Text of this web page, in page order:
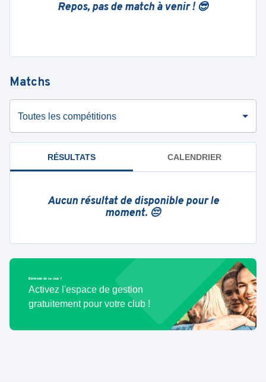
Repos, pas de match à venir ! 😎
Matchs
Toutes les compétitions
RÉSULTATS CALENDRIER
Aucun résultat de disponible pour le
moment. 😔
Bénévole de ce club ?
Activez l'espace de gestion
gratuitement pour votre club !